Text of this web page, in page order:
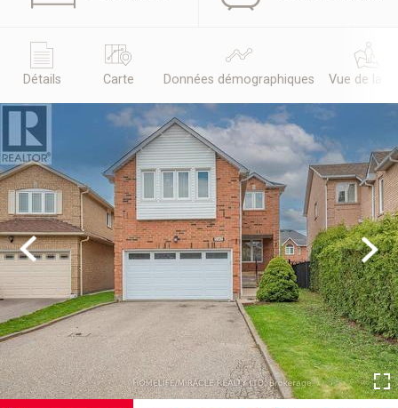
Détails Carte Données démographiques Vue de la
Previous Next